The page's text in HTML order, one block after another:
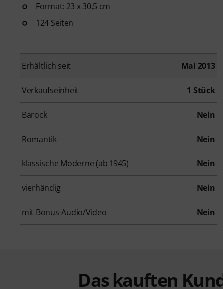
Format: 23 x 30,5 cm
124 Seiten
Erhältlich seit Mai 2013
Verkaufseinheit 1 Stück
Barock Nein
Romantik Nein
klassische Moderne (ab 1945) Nein
vierhändig Nein
mit Bonus-Audio/Video Nein
Das kauften